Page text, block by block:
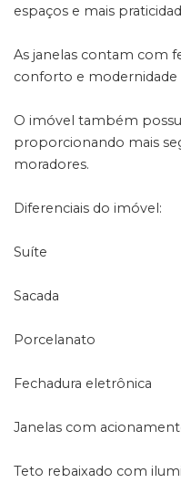
espaços e mais
As janelas contam com
conforto e modernidade
O imóvel também
proporcionando mais
moradores.
Diferenciais do imóvel:
Suíte
Sacada
Porcelanato
Fechadura eletrônica
Janelas com
Teto rebaixado com